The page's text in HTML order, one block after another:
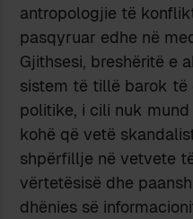
antropologjie të
pasqyruar edhe në
Gjithsesi, breshëritë e
sistem të tillë barok të
politike, i cili nuk
kohë që vetë
shpërfillje në vetvete
vërtetësisë dhe
dhënies së